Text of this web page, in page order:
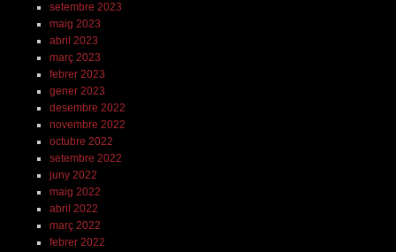
setembre 2023
maig 2023
abril 2023
març 2023
febrer 2023
gener 2023
desembre 2022
novembre 2022
octubre 2022
setembre 2022
juny 2022
maig 2022
abril 2022
març 2022
febrer 2022